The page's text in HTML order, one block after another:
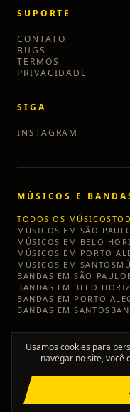
SUPORTE
CONTATO
BUGS
TERMOS
PRIVACIDADE
SIGA
INSTAGRAM
MÚSICOS E
TODOS OS MÚSICOS
MÚSICOS EM SÃO
MÚSICOS EM BELO
MÚSICOS EM PORTO
MÚSICOS EM SANTOS
BANDAS EMSÃO PAULO
BANDAS EM BELO
BANDAS EM PORTO
BANDAS EMSANTOS
2026TÔ SEM BANDA
Usamos cookies para
navegar no site, você